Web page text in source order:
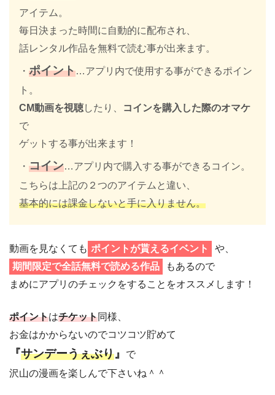
アイテム。
毎日決まった時間に自動的に配布され、
話レンタル作品を無料で読む事が出来ます。
・ ポイント…アプリ内で使用する事ができるポイン
ト。
CM動画を視聴したり、
コインを購入した際のオマケ
で
ゲットする事が出来ます！
・ コイン…アプリ内で購入する事ができるコイン。
こちらは上記の２つのアイテムと違い、
基本的には課金しないと手に入りません。
動画を見なくても ポイントが貰えるイベント
や、
期間限定で全話無料で読める作品
もあるので
まめにアプリのチェックをすることをオススメします！
ポイントはチケット同様、
お金はかからないのでコツコツ貯めて
『サンデーうぇぶり』
で
沢山の漫画を楽しんで下さいね＾＾